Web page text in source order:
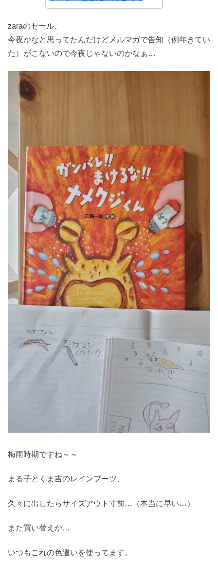
zaraのセール、
今夜かなと思ってたんだけどメルマガで告知（例年きてい
た）がこないので今夜じゃないのかなぁ…
梅雨時期ですね～～
まる子とくま吉のレインブーツ、
久々に出したらサイズアウト寸前…（本当に早い…）
また買い替えか…
いつもこれの色違いを使ってます。